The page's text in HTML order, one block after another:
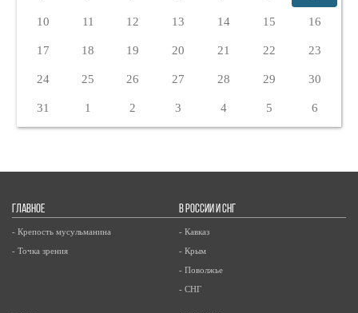
10 11 12 13 14 15 16
17 18 19 20 21 22 23
24 25 26 27 28 29 30
31 1 2 3 4 5 6
ГЛАВНОЕ
- Крепость мусульманина
- Точка зрения
В РОССИИ И СНГ
- Кавказ
- Крым
- Поволжье
- СНГ